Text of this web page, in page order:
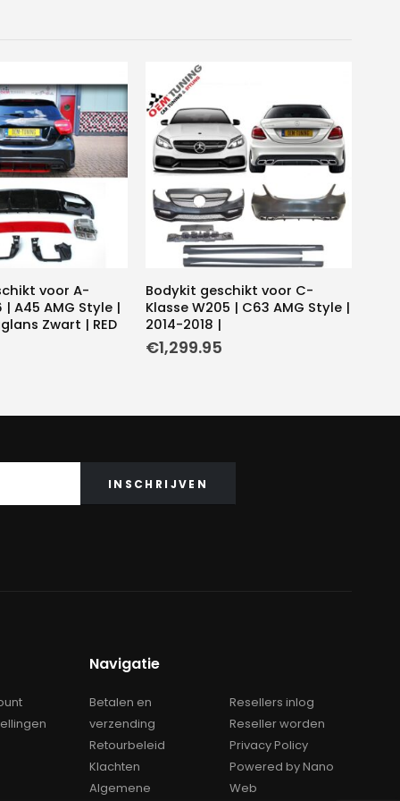
voor A-
| A45 AMG Style |
Zwart | RED
Bodykit geschikt voor C-
Klasse W205 | C63 AMG Style |
2014-2018 |
€1,299.95
Navigatie
Betalen en
verzending
Retourbeleid
Klachten
Algemene
Resellers inlog
Reseller worden
Privacy Policy
Powered by Nano
Web